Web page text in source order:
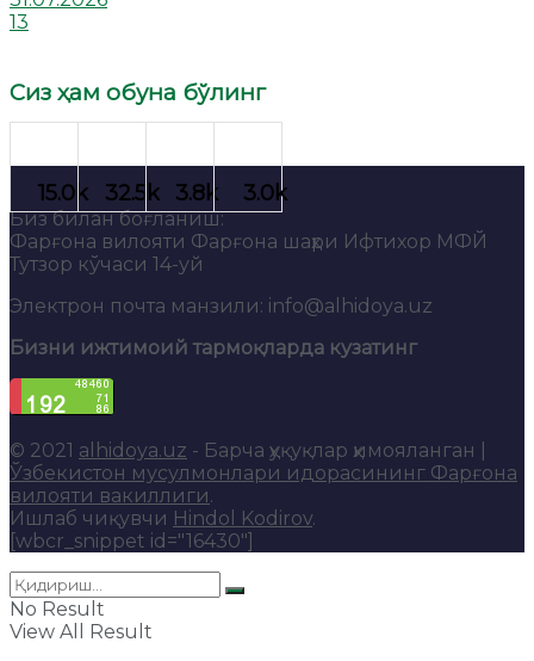
13
Сиз ҳам обуна бўлинг
Биз билан боғланиш:
Фарғона вилояти Фарғона шаҳри Ифтихор МФЙ
Тутзор кўчаси 14-уй
Электрон почта манзили: info@alhidoya.uz
Бизни ижтимоий тармоқларда кузатинг
© 2021 alhidoya.uz - Барча ҳуқуқлар ҳимояланган |
Ўзбекистон мусулмонлари идорасининг Фарғона
вилояти вакиллиги.
Ишлаб чиқувчи Hindol Kodirov.
[wbcr_snippet id="16430"]
No Result
View All Result